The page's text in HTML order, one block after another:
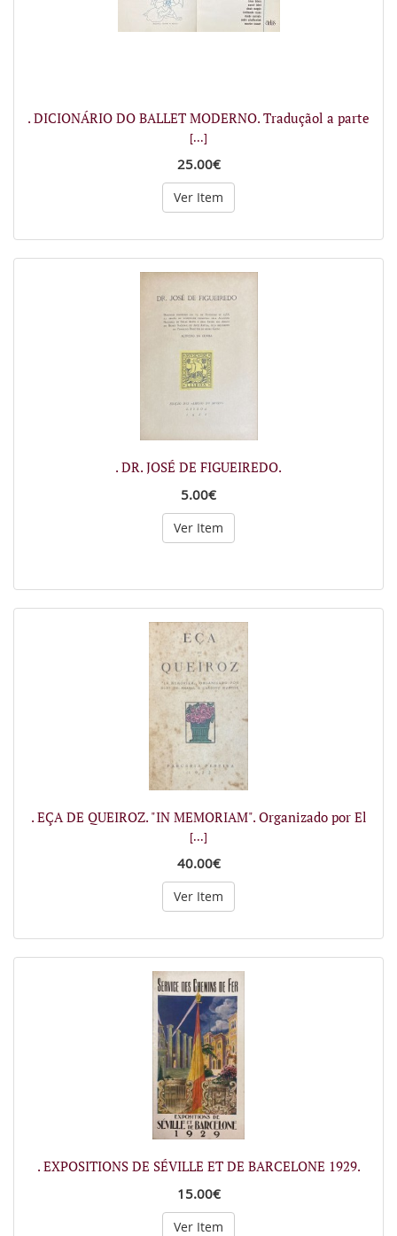
. DICIONÁRIO DO BALLET MODERNO. Traduçãol a parte
[...]
25.00€
Ver Item
. DR. JOSÉ DE FIGUEIREDO.
5.00€
Ver Item
. EÇA DE QUEIROZ. "IN MEMORIAM". Organizado por El
[...]
40.00€
Ver Item
. EXPOSITIONS DE SÉVILLE ET DE BARCELONE 1929.
15.00€
Ver Item